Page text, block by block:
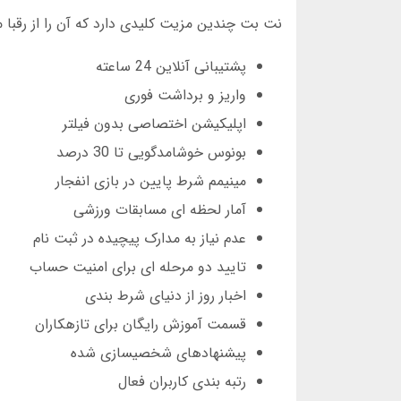
نت بت چندین مزیت کلیدی دارد که آن را از رقبا
پشتیبانی آنلاین 24 ساعته
واریز و برداشت فوری
اپلیکیشن اختصاصی بدون فیلتر
بونوس خوشامدگویی تا 30 درصد
مینیمم شرط پایین در بازی انفجار
آمار لحظه ای مسابقات ورزشی
عدم نیاز به مدارک پیچیده در ثبت نام
تایید دو مرحله ای برای امنیت حساب
اخبار روز از دنیای شرط بندی
قسمت آموزش رایگان برای تازهکاران
پیشنهادهای شخصیسازی شده
رتبه بندی کاربران فعال